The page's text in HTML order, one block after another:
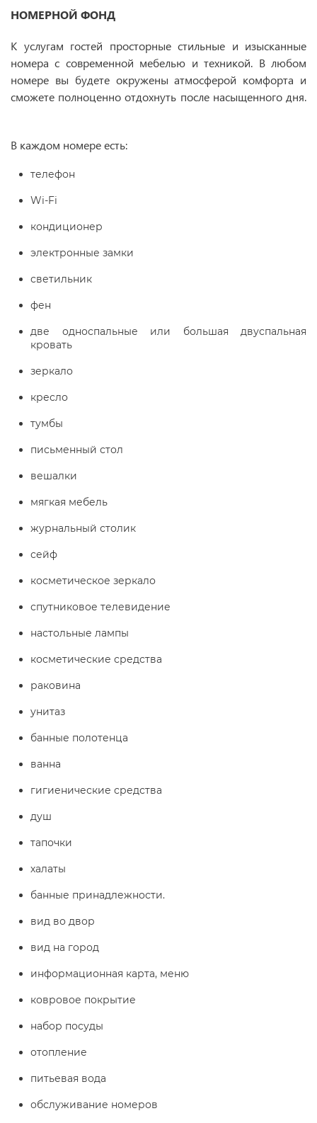
НОМЕРНОЙ ФОНД
К услугам гостей просторные стильные и изысканные
номера с современной мебелью и техникой. В любом
номере вы будете окружены атмосферой комфорта и
сможете полноценно отдохнуть после насыщенного дня.
В каждом номере есть:
телефон
Wi-Fi
кондиционер
электронные замки
светильник
фен
две односпальные или большая двуспальная
кровать
зеркало
кресло
тумбы
письменный стол
вешалки
мягкая мебель
журнальный столик
сейф
косметическое зеркало
спутниковое телевидение
настольные лампы
косметические средства
раковина
унитаз
банные полотенца
ванна
гигиенические средства
душ
тапочки
халаты
банные принадлежности.
вид во двор
вид на город
информационная карта, меню
ковровое покрытие
набор посуды
отопление
питьевая вода
обслуживание номеров